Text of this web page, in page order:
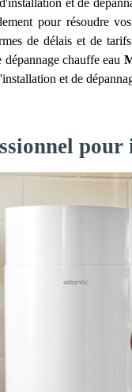
et de
pour résoudre
de délais et de
chauffe eau
et de
pour